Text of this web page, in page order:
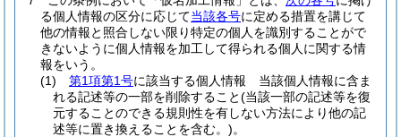
る個人情報の区分に応じて当該各号に定める措置を講じて
他の情報と照合しない限り特定の個人を識別することがで
きないように個人情報を加工して得られる個人に関する情
報をいう。
(1)
第1項第1号に該当する個人情報 当該個人情報に含ま
れる記述等の一部を削除すること(当該一部の記述等を復
元することのできる規則性を有しない方法により他の記
述等に置き換えることを含む。)。